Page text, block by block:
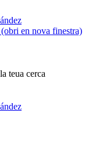
en nova finestra)
teua cerca